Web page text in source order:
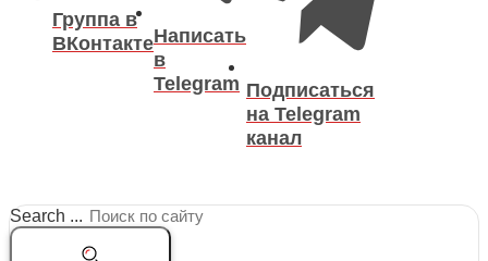
Группа в
ВКонтактеНаписать
в
Telegram Подписаться
на Telegram
канал
Search ...